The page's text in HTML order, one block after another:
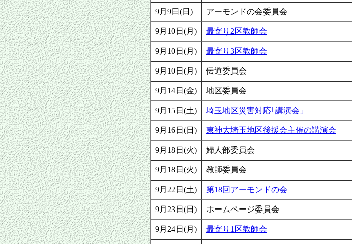
9月9日(日) アーモンドの会委員会
9月10日(月) 最寄り2区教師会
9月10日(月) 最寄り3区教師会
9月10日(月) 伝道委員会
9月14日(金) 地区委員会
9月15日(土) 埼玉地区災害対応｢講演会」
9月16日(日) 東神大埼玉地区後援会主催の講演会
9月18日(火) 婦人部委員会
9月18日(火) 教師委員会
9月22日(土) 第18回アーモンドの会
9月23日(日) ホームページ委員会
9月24日(月) 最寄り1区教師会